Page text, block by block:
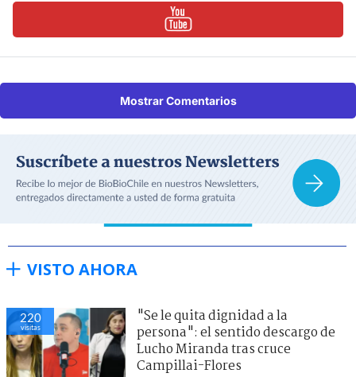
Mostrar Comentarios
VISTO AHORA
220
visitas
"Se le quita dignidad a la
persona": el sentido descargo de
Lucho Miranda tras cruce
Campillai-Flores